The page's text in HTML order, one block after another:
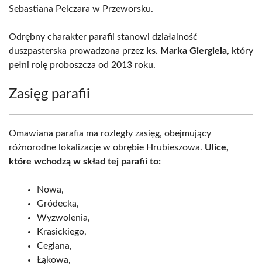
Sebastiana Pelczara w Przeworsku.
Odrębny charakter parafii stanowi działalność
duszpasterska prowadzona przez ks. Marka Giergiela, który
pełni rolę proboszcza od 2013 roku.
Zasięg parafii
Omawiana parafia ma rozległy zasięg, obejmujący
różnorodne lokalizacje w obrębie Hrubieszowa. Ulice,
które wchodzą w skład tej parafii to:
Nowa,
Gródecka,
Wyzwolenia,
Krasickiego,
Ceglana,
Łąkowa,